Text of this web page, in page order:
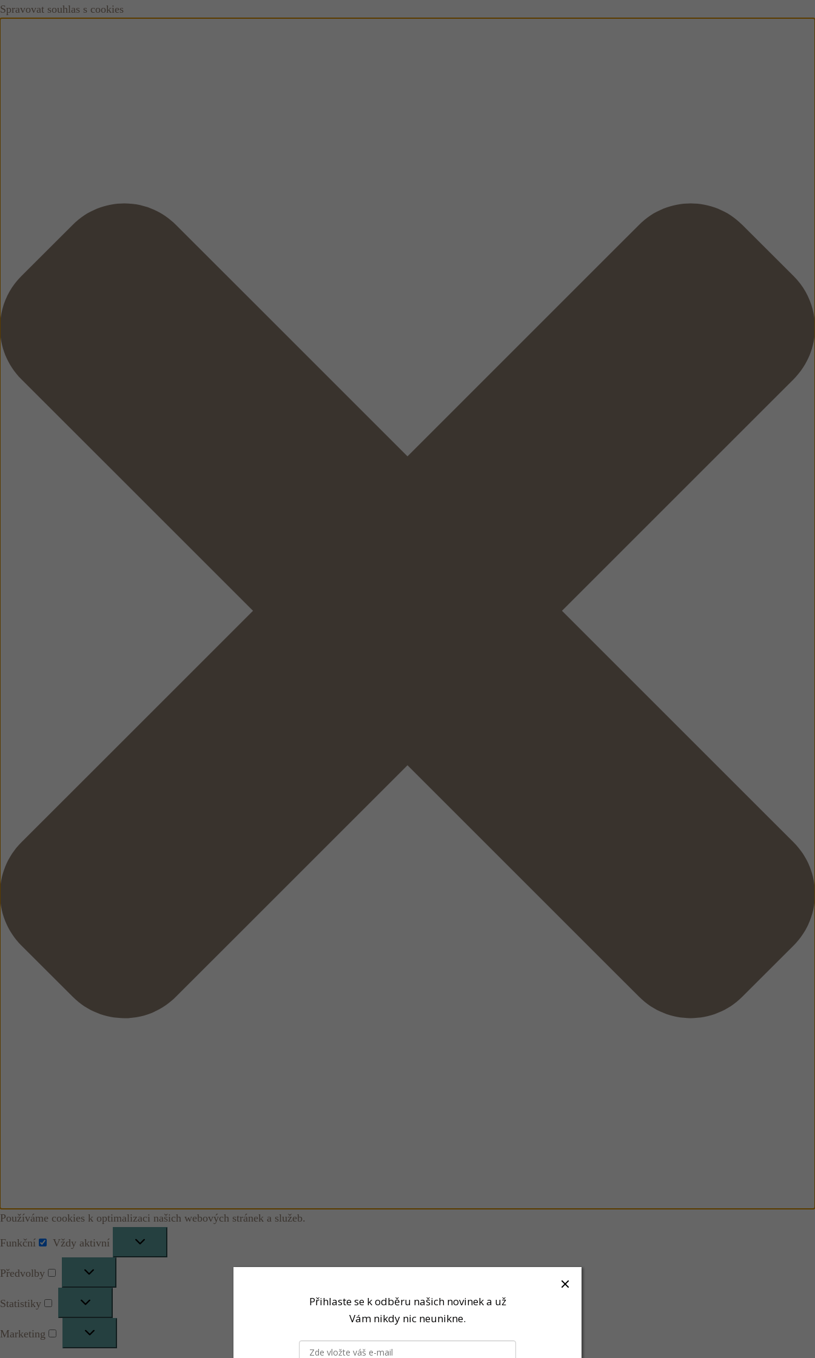
Spravovat souhlas s cookies
Používáme cookies k optimalizaci našich webových stránek a služeb.
Funkční
Funkční
Vždy aktivní
Předvolby
Statistiky
Marketing
Přihlaste se k odběru našich novinek a už
Vám nikdy nic neunikne.